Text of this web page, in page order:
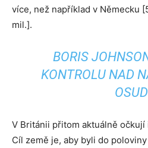
více, než například v Německu
mil.].
BORIS
KONTROLU NAD
V Británii přitom aktuálně
Cíl země je, aby byli do